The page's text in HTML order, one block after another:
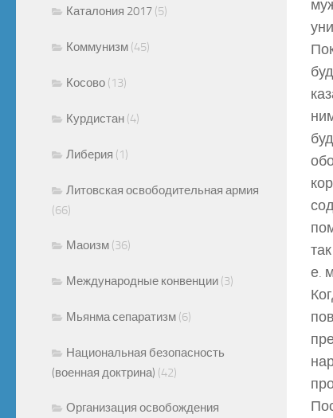
е.
Каталония 2017 (5)
Коммунизм (45)
Косово (13)
Курдистан (4)
Либерия (1)
Литовская освободительная армия
(66)
Маоизм (36)
Международные конвенции (3)
Мьянма сепаратизм (6)
Национальная безопасность
(военная доктрина) (42)
Организация освобождения